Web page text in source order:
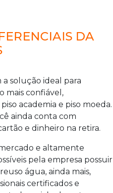
DA
solução ideal para
mais confiável,
academia e piso moeda.
ainda conta com
e dinheiro na retira.
e altamente
pela empresa possuir
água, ainda mais,
certificados e